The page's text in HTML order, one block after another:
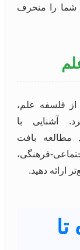
شما را منحرف
فلسفه علم،
آشنایی با
مطالعه بافت
فرهنگی،
ارائه دهید.